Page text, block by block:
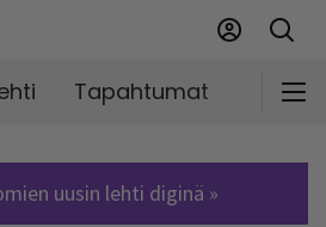
Tapahtumat
uusin lehti diginä »